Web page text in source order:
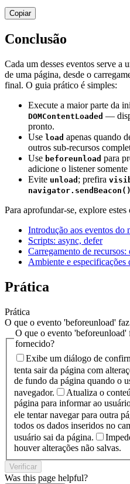
Copiar
Conclusão
Cada um desses eventos serve a
de uma página, desde o
final. O guia prático é simples:
Execute a maior parte da
DOMContentLoaded —
pronto.
Use load apenas quando
outros sub-recursos
Use beforeunload para
adicione o listener
Evite unload ; prefira
navigator.sendBeacon()
Para aprofundar-se, explore
Introdução aos eventos do
Scripts: async, defer
Carregamento de
Ambiente e especificações
Prática
Prática
O que o evento 'beforeunload'
O que o evento
fornecido?
Exibe um diálogo de
tenta sair da página com
de fundo da página quando o
navegador.
Atualiza o
página para informar ao
ele tentar navegar para outra
todos os dados inseridos no
usuário sai da página.
houver alterações não salvas.
Verificar
Was this page helpful?